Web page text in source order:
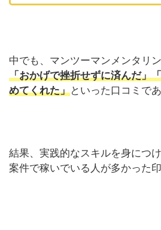
中でも、マンツーマンメンタリ
「おかげで挫折せずに済んだ」
めてくれた」といった口コミで
結果、実践的なスキルを身につ
案件で稼いでいる人が多かった印